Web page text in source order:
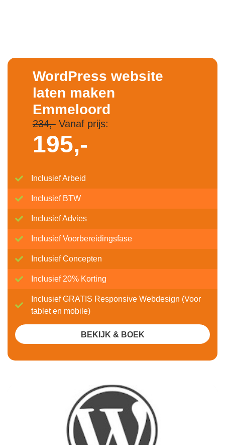
WordPress website
laten maken
Emmeloord
234,-Vanaf prijs:
195,-
Inclusief Arbeid
Inclusief BTW
Inclusief Advies
Inclusief Voorbereidingsfase
Inclusief Concepten
Inclusief 20% Korting
Inclusief GRATIS Responsive Webdesign (Voor
tablet en mobile)
BEKIJK & BOEK